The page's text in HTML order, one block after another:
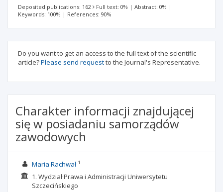
Deposited publications: 162 Full text: 0% | Abstract: 0% |
Keywords: 100% | References: 90%
Do you want to get an access to the full text of the scientific
article?Please send requestto the Journal's Representative.
Charakter informacji znajdującej
się w posiadaniu samorządów
zawodowych
Maria Rachwał1
1. Wydział Prawa i Administracji Uniwersytetu
Szczecińskiego